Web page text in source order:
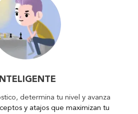
INTELIGENTE
determina tu nivel y avanza
y atajos que maximizan tu